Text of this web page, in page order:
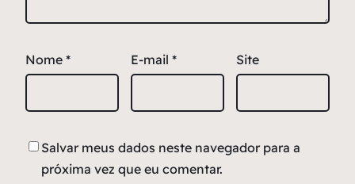
Nome * E-mail * Site
Salvar meus dados neste navegador para a
próxima vez que eu comentar.